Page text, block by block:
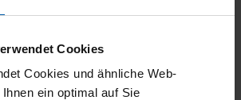
Cookies
Cookies und ähnliche Web-
ein optimal auf Sie